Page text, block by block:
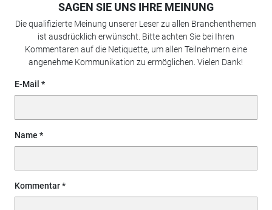
SAGEN SIE UNS IHRE MEINUNG
Die qualifizierte Meinung unserer Leser zu allen Branchenthemen
ist ausdrücklich erwünscht. Bitte achten Sie bei Ihren
Kommentaren auf die Netiquette, um allen Teilnehmern eine
angenehme Kommunikation zu ermöglichen. Vielen Dank!
E-Mail
Name
Kommentar